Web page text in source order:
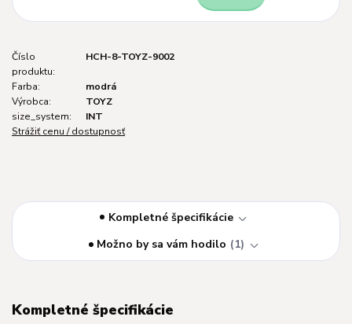
Číslo
produktu:
HCH-8-TOYZ-9002
Farba:
modrá
Výrobca:
TOYZ
size_system:
INT
Strážiť cenu / dostupnosť
Kompletné špecifikácie
Možno by sa vám hodilo
1
Kompletné špecifikácie